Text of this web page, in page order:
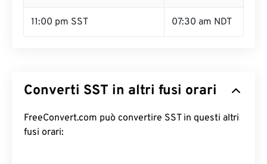
11:00 pm SST 07:30 am NDT
Converti SST in altri fusi orari
FreeConvert.com può convertire SST in questi altri
fusi orari: